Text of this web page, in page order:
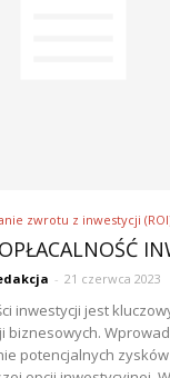
zwrotu z inwestycji
- 21 czerwca 2023
inwestycji jest
biznesowych.
potencjalnych